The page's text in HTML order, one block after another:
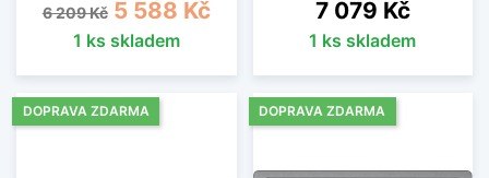
Běžná cena
6 209 Kč Cena
5 588 Kč
1 ks skladem
Cena
7 079 Kč
1 ks skladem
DOPRAVA ZDARMA DOPRAVA ZDARMA